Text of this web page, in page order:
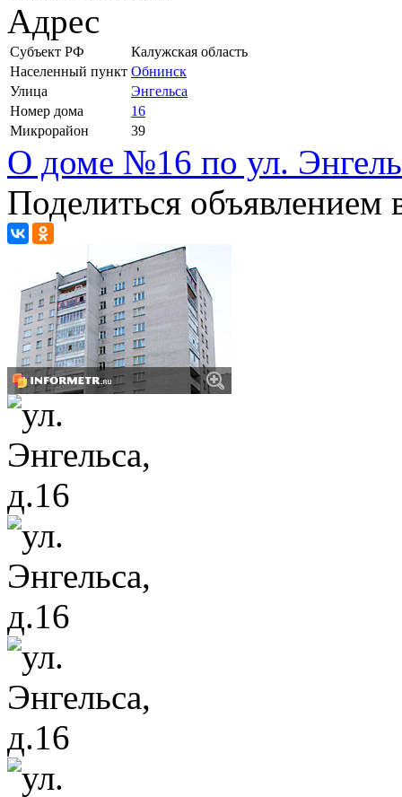
Адрес
Субъект РФ
Калужская область
Населенный пункт Обнинск
Улица
Энгельса
Номер дома
16
Микрорайон
39
О доме №16 по ул.
Поделиться объявлением